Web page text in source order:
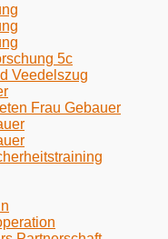
5c
Veedelszug
Frau Gebauer